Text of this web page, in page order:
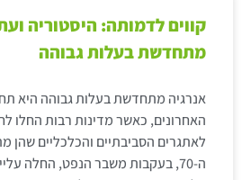
קווים לדמותה: היסטוריה
מתחדשת בעלות גבוהה
אנרגיה מתחדשת בעלות גבוהה היא
האחרונים, כאשר מדינות רבות החלו
לאתגרים הסביבתיים והכלכליים שהן
ה-70, בעקבות משבר הנפט, החלה